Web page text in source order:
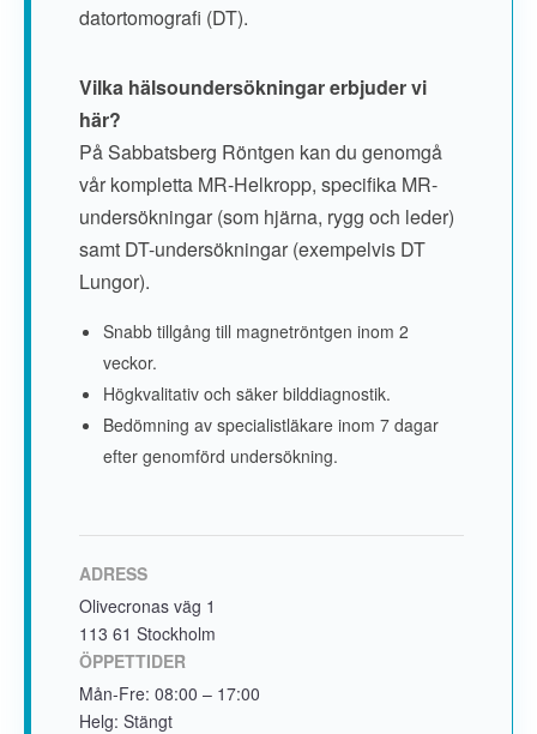
datortomografi (DT).
Vilka hälsoundersökningar erbjuder vi
här?
På Sabbatsberg Röntgen kan du genomgå
vår kompletta MR-Helkropp, specifika MR-
undersökningar (som hjärna, rygg och leder)
samt DT-undersökningar (exempelvis DT
Lungor).
Snabb tillgång till magnetröntgen inom 2
veckor.
Högkvalitativ och säker bilddiagnostik.
Bedömning av specialistläkare inom 7 dagar
efter genomförd undersökning.
ADRESS
Olivecronas väg 1
113 61 Stockholm
ÖPPETTIDER
Mån-Fre: 08:00 – 17:00
Helg: Stängt